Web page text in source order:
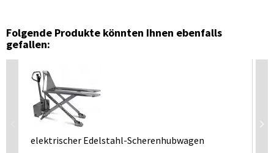
Folgende Produkte könnten Ihnen ebenfalls
gefallen:
elektrischer Edelstahl-Scherenhubwagen